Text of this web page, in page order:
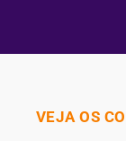
VEJA OS